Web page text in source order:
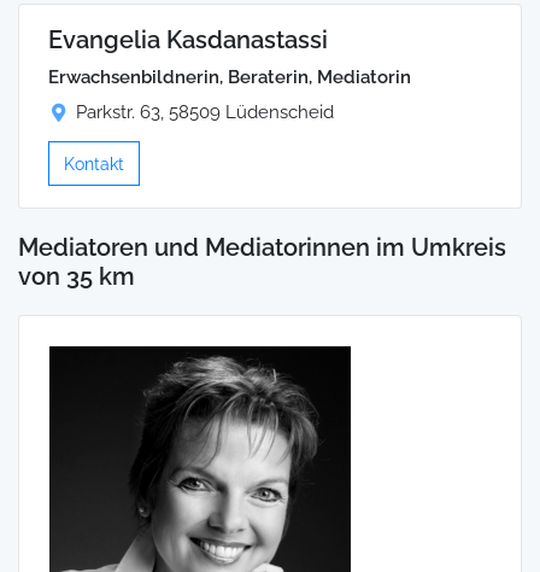
Evangelia Kasdanastassi
Erwachsenbildnerin, Beraterin, Mediatorin
Parkstr. 63, 58509 Lüdenscheid
Kontakt
Mediatoren und Mediatorinnen im Umkreis
von 35 km